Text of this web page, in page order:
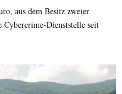
aus dem Besitz zweier
Dienststelle seit